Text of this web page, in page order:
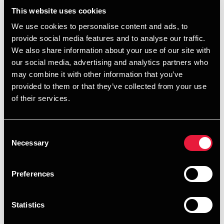
This website uses cookies
We use cookies to personalise content and ads, to
provide social media features and to analyse our traffic.
We also share information about your use of our site with
our social media, advertising and analytics partners who
may combine it with other information that you’ve
provided to them or that they’ve collected from your use
of their services.
Selection
Necessary
Preferences
Statistics
Er selskabet underlagt regulatoriske krav efter
forsyningslovgivningen, er det vigtigt hurtigt at få
bestyrelsen sat ind i, hvilken betydning det har for
selskabet og den løbende økonomi – fx i forhold til
likviditet, lånemuligheder m.v. Her spiller de selskabsretlige
forhold også ind. Ud over begrænsninger som følge af
forsyningslovgivningen kan der også være begrænsninger
afhængigt af kommunal garanti.
Også uden for forsyningsområdet kan der være særlige
økonomiske begrænsninger, som det er væsentligt at være
opmærksom på, fx hvis selskabet er en fond, selvejende
institution m.v.
forventninger til rapportering, budgetopfølgning m.v. Det